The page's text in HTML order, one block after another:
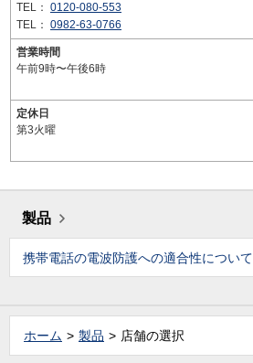
TEL： 0120-080-553
TEL： 0982-63-0766
営業時間
午前9時〜午後6時
定休日
第3火曜
製品
携帯電話の電波防護への適合性について
ホーム 製品 店舗の選択